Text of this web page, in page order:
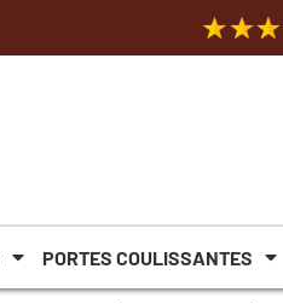
PORTES COULISSANTES